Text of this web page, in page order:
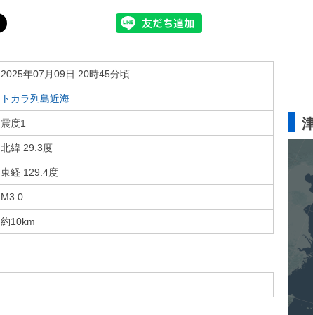
2025年07月09日 20時45分頃
トカラ列島近海
震度1
北緯 29.3度
東経 129.4度
M3.0
約10km